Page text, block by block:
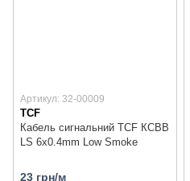
Артикул: 32-00009
TCF
Кабель сигнальний TCF КСВВ
LS 6x0.4mm Low Smoke
23 грн/м